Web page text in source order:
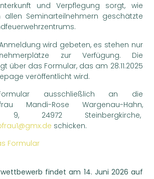
und Verpflegung sorgt, wie
Seminarteilnehmern geschätzte
wird gebeten, es stehen nur
zur Verfügung. Die
über das Formular, das am 28.11.2025
veröffentlicht wird.
ausschließlich an die
Mandi-Rose Wargenau-Hahn,
9, 24972 Steinbergkirche,
schicken.
Formular
findet am 14. Juni 2026 auf